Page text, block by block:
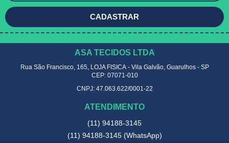
CADASTRAR
ASA TECIDOS LTDA
Rua São Francisco, 165, LOJA FISICA- Vila Galvão, Guarulhos- SP
CEP: 07071-010
CNPJ: 47.063.622/0001-22
ATENDIMENTO
(11) 94188-3145
(11) 94188-3145 (WhatsApp)